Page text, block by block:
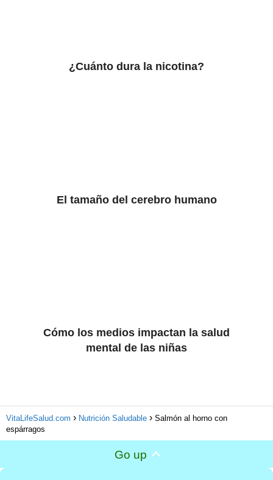
¿Cuánto dura la nicotina?
El tamaño del cerebro humano
Cómo los medios impactan la salud
mental de las niñas
VitaLifeSalud.com Nutrición Saludable
Salmón al horno con
espárragos
Go up